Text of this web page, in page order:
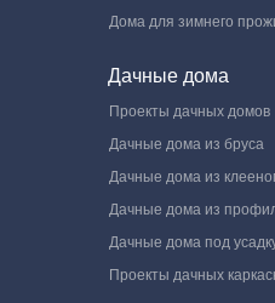
Дома для зимнего
Дачные дома
Проекты дачных домов
Дачные дома из бруса
Дачные дома из
Дачные дома из
Дачные дома под
Проекты дачных